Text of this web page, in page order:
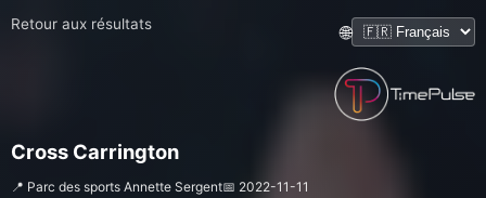
Retour aux résultats 🌐
Cross Carrington
📍 Parc des sports Annette Sergent📅 2022-11-11